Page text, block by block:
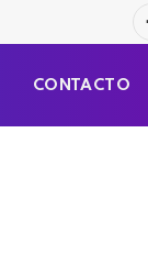
CONTACTO